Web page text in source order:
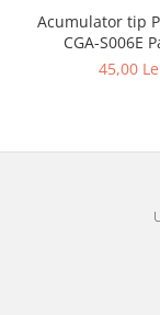
Acumulator tip
CGA-S006E
45,00